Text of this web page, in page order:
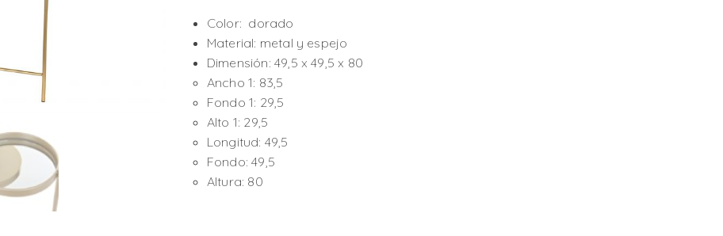
Color: dorado
Material: metal y espejo
Dimensión: 49,5 x 49,5 x 80
Ancho 1: 83,5
Fondo 1: 29,5
Alto 1: 29,5
Longitud: 49,5
Fondo: 49,5
Altura: 80